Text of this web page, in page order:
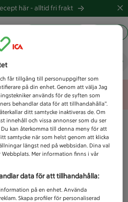
här -alltid fri frakt
idag?
error
får tillgång till personuppgifter som
på din enhet. Genom att välja Jag
används för de syften som
behandlar data för att tillhandahålla”.
ditt samtycke inaktiveras de. Om
innehåll och vissa annonser som du ser
kan återkomma till denna meny för att
samtycke när som helst genom att klicka
längst ned på webbsidan. Dina val
Mer information finns i vår
data för att tillhandahålla:
på en enhet. Använda
Skapa profiler för personaliserad